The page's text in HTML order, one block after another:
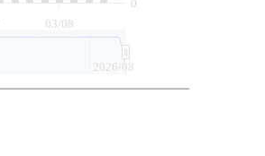
03/08
0
2026/08